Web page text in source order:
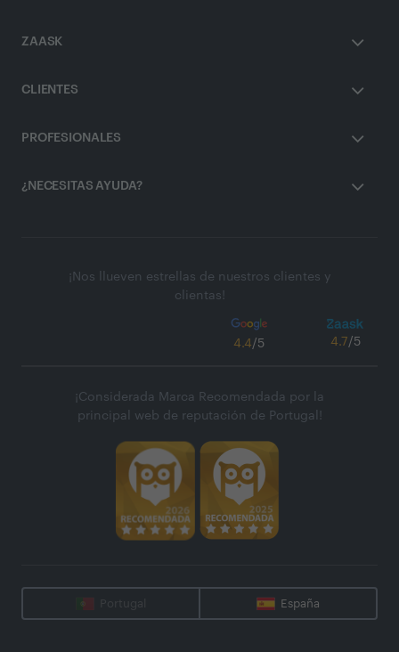
ZAASK
CLIENTES
PROFESIONALES
¿NECESITAS AYUDA?
¡Nos llueven estrellas de nuestros clientes y
clientas!
4.4/5 4.7/5
¡Considerada Marca Recomendada por la
principal web de reputación de Portugal!
Portugal España